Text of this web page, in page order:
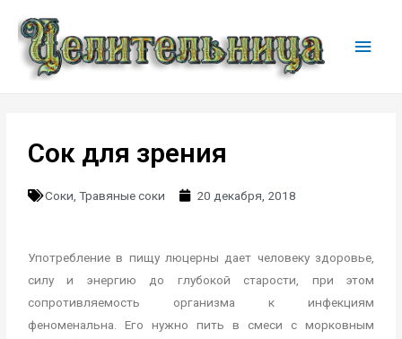
Сок для зрения
Соки ,Травяные соки 20 декабря, 2018
Употребление в пищу люцерны дает человеку здоровье,
силу и энергию до глубокой старости, при этом
сопротивляемость организма к инфекциям
феноменальна. Его нужно пить в смеси с морковным